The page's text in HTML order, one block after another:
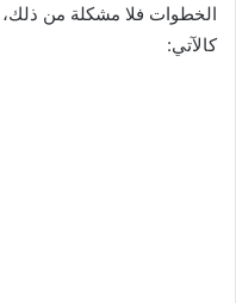
الخطوات فلا مشكلة من
كالآتي: